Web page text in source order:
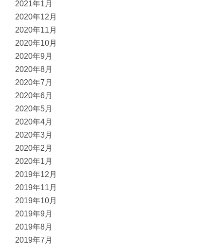
2021年1月
2020年12月
2020年11月
2020年10月
2020年9月
2020年8月
2020年7月
2020年6月
2020年5月
2020年4月
2020年3月
2020年2月
2020年1月
2019年12月
2019年11月
2019年10月
2019年9月
2019年8月
2019年7月